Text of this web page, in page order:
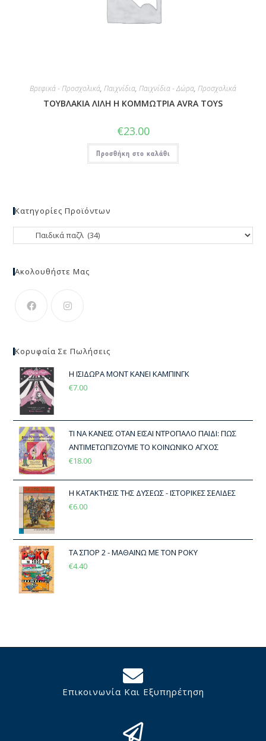
Βρεφικά - Προσχολικά, Παιχνίδια, Παιχνίδια - Δώρα, Προσχολικά
ΤΟΥΒΛΑΚΙΑ ΛΙΛΗ Η ΚΟΜΜΩΤΡΙΑ AVRA TOYS
€23.00
Προσθήκη στο καλάθι
Κατηγορίες Προϊόντων
Ακολουθήστε Μας
Κορυφαία Σε Πωλήσεις
Η ΙΣΙΔΩΡΑ ΜΟΝΤ ΚΑΝΕΙ ΚΑΜΠΙΝΓΚ
€7.00
ΤΙ ΝΑ ΚΑΝΕΙΣ ΟΤΑΝ ΕΙΣΑΙ ΝΤΡΟΠΑΛΟ ΠΑΙΔΙ: ΠΩΣ
ΑΝΤΙΜΕΤΩΠΙΖΟΥΜΕ ΤΟ ΚΟΙΝΩΝΙΚΟ ΑΓΧΟΣ
€18.00
Η ΚΑΤΑΚΤΗΣΙΣ ΤΗΣ ΔΥΣΕΩΣ - ΙΣΤΟΡΙΚΕΣ ΣΕΛΙΔΕΣ
€6.00
ΤΑ ΣΠΟΡ 2 - ΜΑΘΑΙΝΩ ΜΕ ΤΟΝ ΡΟΚΥ
€4.40
Επικοινωνία Και Εξυπηρέτηση